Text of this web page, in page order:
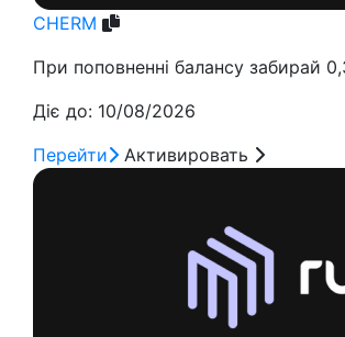
CHERM
При поповненні балансу забирай
Діє до: 10/08/2026
Перейти
Активировать